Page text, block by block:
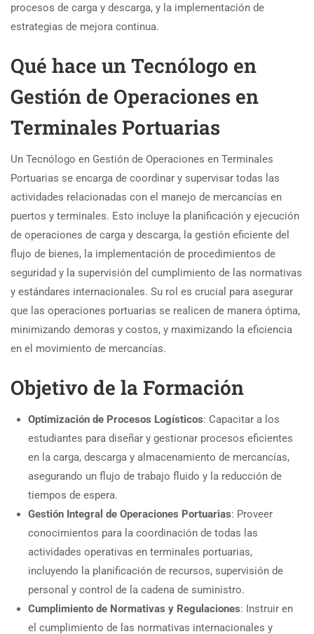
procesos de carga y descarga, y la implementación de
estrategias de mejora continua.
Qué hace un Tecnólogo en
Gestión de Operaciones en
Terminales Portuarias
Un Tecnólogo en Gestión de Operaciones en Terminales
Portuarias se encarga de coordinar y supervisar todas las
actividades relacionadas con el manejo de mercancías en
puertos y terminales. Esto incluye la planificación y ejecución
de operaciones de carga y descarga, la gestión eficiente del
flujo de bienes, la implementación de procedimientos de
seguridad y la supervisión del cumplimiento de las normativas
y estándares internacionales. Su rol es crucial para asegurar
que las operaciones portuarias se realicen de manera óptima,
minimizando demoras y costos, y maximizando la eficiencia
en el movimiento de mercancías.
Objetivo de la Formación
Optimización de Procesos Logísticos: Capacitar a los
estudiantes para diseñar y gestionar procesos eficientes
en la carga, descarga y almacenamiento de mercancías,
asegurando un flujo de trabajo fluido y la reducción de
tiempos de espera.
Gestión Integral de Operaciones Portuarias: Proveer
conocimientos para la coordinación de todas las
actividades operativas en terminales portuarias,
incluyendo la planificación de recursos, supervisión de
personal y control de la cadena de suministro.
Cumplimiento de Normativas y Regulaciones: Instruir en
el cumplimiento de las normativas internacionales y